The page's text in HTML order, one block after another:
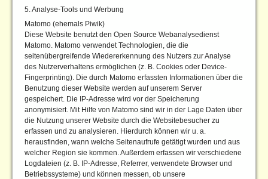
5. Analyse-Tools und Werbung
Matomo (ehemals Piwik)
Diese Website benutzt den Open Source Webanalysedienst
Matomo. Matomo verwendet Technologien, die die
seitenübergreifende Wiedererkennung des Nutzers zur Analyse
des Nutzerverhaltens ermöglichen (z. B. Cookies oder Device-
Fingerprinting). Die durch Matomo erfassten Informationen über die
Benutzung dieser Website werden auf unserem Server
gespeichert. Die IP-Adresse wird vor der Speicherung
anonymisiert. Mit Hilfe von Matomo sind wir in der Lage Daten über
die Nutzung unserer Website durch die Websitebesucher zu
erfassen und zu analysieren. Hierdurch können wir u. a.
herausfinden, wann welche Seitenaufrufe getätigt wurden und aus
welcher Region sie kommen. Außerdem erfassen wir verschiedene
Logdateien (z. B. IP-Adresse, Referrer, verwendete Browser und
Betriebssysteme) und können messen, ob unsere